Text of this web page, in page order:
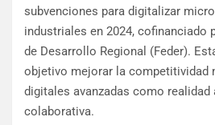
subvenciones para digitalizar
industriales en 2024, cofinanciado
de Desarrollo Regional (Feder).
objetivo mejorar la competitividad
digitales avanzadas como
colaborativa.